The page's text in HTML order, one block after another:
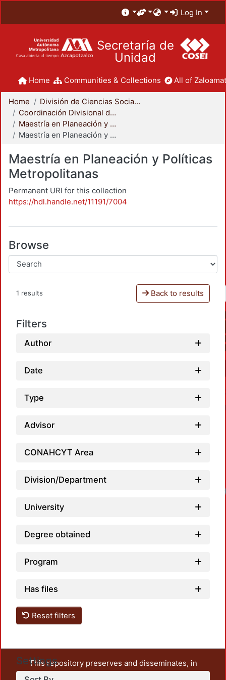
Log In
Secretaría de
Unidad
Home Communities & Collections All of
Home
División de Ciencias Sociales y Humanidades
Coordinación Divisional de Posgrado
Maestría en Planeación y Políticas Metropolitanas
Maestría en Planeación y Políticas Metropolitanas
Maestría en Planeación y Políticas
Metropolitanas
Permanent URI for this collection
https://hdl.handle.net/11191/7004
Browse
1 results Back to results
Filters
Author
Date
Type
Advisor
CONAHCYT Area
Division/Department
University
Degree obtained
Program
Has files
Reset filters
Settings
This repository preserves and disseminates, in
unrestricted open access, the teaching and research